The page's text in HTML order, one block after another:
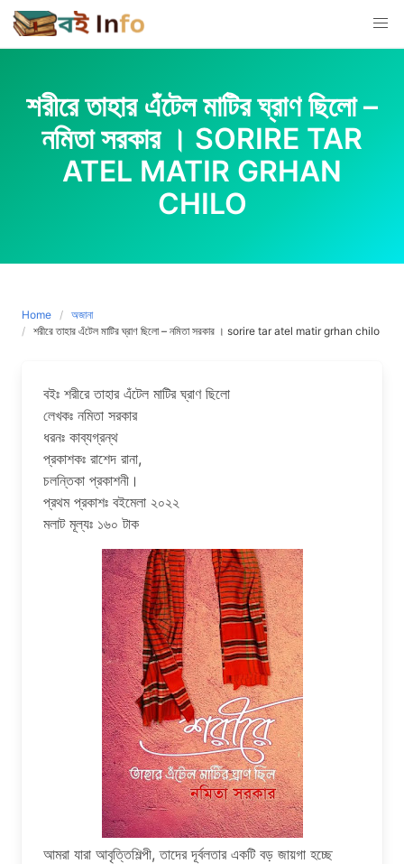
Skip
to
content
শরীরে তাহার এঁটেল মাটির ঘ্রাণ ছিলো –
নমিতা সরকার । SORIRE TAR
ATEL MATIR GRHAN
CHILO
Home
অজানা
শরীরে তাহার এঁটেল মাটির ঘ্রাণ ছিলো – নমিতা সরকার । sorire tar atel matir grhan chilo
বইঃ শরীরে তাহার এঁটেল মাটির ঘ্রাণ ছিলো
লেখকঃ নমিতা সরকার
ধরনঃ কাব্যগ্রন্থ
প্রকাশকঃ রাশেদ রানা,
চলন্তিকা প্রকাশনী।
প্রথম প্রকাশঃ বইমেলা ২০২২
মলাট মূল্যঃ ১৬০ টাক
আমরা যারা আবৃত্তিশিল্পী, তাদের দূর্বলতার একটি বড় জায়গা হচ্ছে